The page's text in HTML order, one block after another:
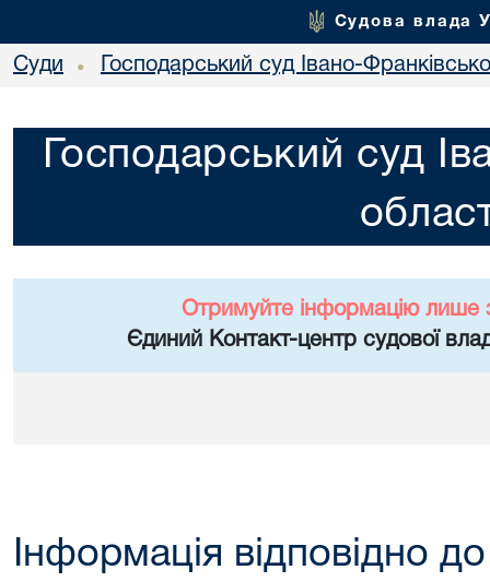
Судова влада
Суди • Господарський суд Івано-
Господарський суд
Отримуйте інформацію лише
Єдиний Контакт-центр судової
Інформація відповідно